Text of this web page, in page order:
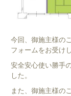
今回、御施主様の
フォームをお受け
安全安心使い勝手
した。
また、御施主様の